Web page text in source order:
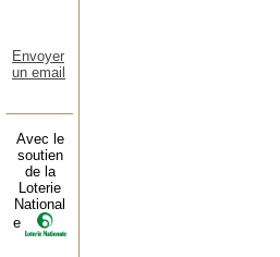
Envoyer
un email
Avec le
soutien
de la
Loterie
National
e